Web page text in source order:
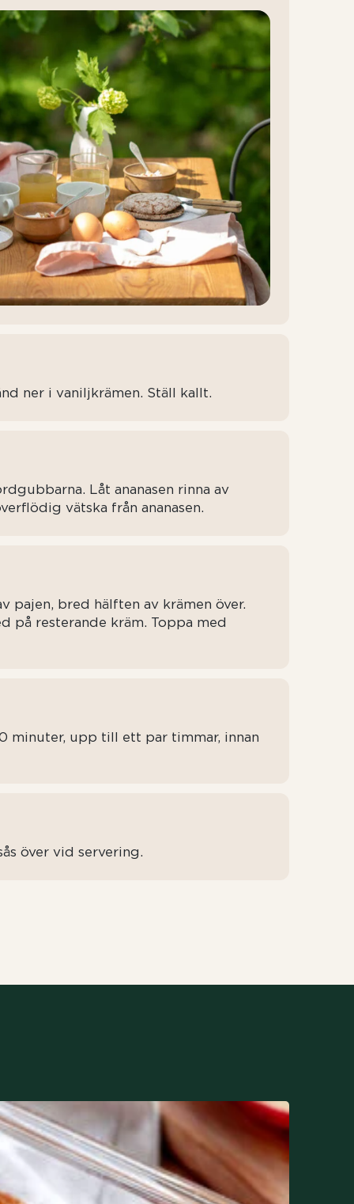
ner i vaniljkrämen. Ställ kallt.
Låt ananasen rinna av
vätska från ananasen.
pajen, bred hälften av krämen över.
på resterande kräm. Toppa med
minuter, upp till ett par timmar, innan
över vid servering.